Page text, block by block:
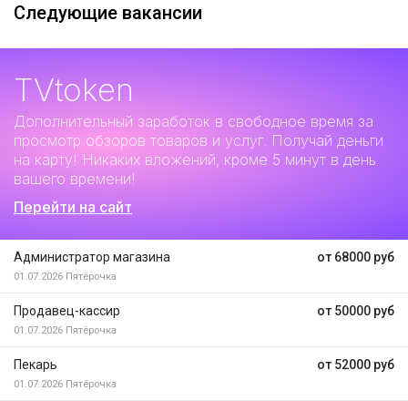
Следующие вакансии
TVtoken
Дополнительный заработок в свободное время за
просмотр обзоров товаров и услуг. Получай деньги
на карту! Никаких вложений, кроме 5 минут в день
вашего времени!
Перейти на сайт
от 68000 руб
Администратор магазина
01.07.2026 Пятёрочка
от 50000 руб
Продавец-кассир
01.07.2026 Пятёрочка
от 52000 руб
Пекарь
01.07.2026 Пятёрочка